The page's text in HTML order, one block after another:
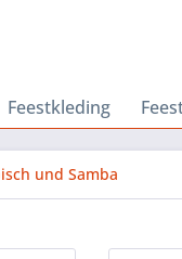
Feestkleding
und Samba